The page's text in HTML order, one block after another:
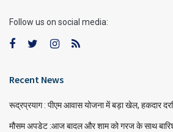
Follow us on social media:
Recent News
रूद्रप्रयाग : पीएम आवास योजना में बड़ा खेल, हकदार
मौसम अपडेट :आज बादल और शाम को गरज के साथ